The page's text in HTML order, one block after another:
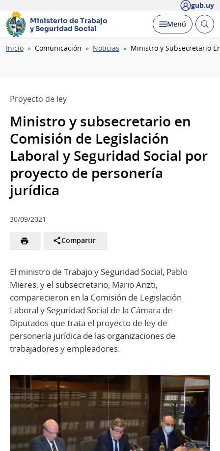
gub.uy
Ministerio de Trabajo
y Seguridad Social
Desplegar
Menú Abrir
Ruta
Inicio Comunicación Noticias Ministro y Subsecretario
Proyecto de ley
Ministro y subsecretario en
Comisión de Legislación
Laboral y Seguridad Social por
proyecto de personería
jurídica
30/09/2021
Compartir
El ministro de Trabajo y Seguridad Social, Pablo
Mieres, y el subsecretario, Mario Arizti,
comparecieron en la Comisión de Legislación
Laboral y Seguridad Social de la Cámara de
Diputados que trata el proyecto de ley de
personería jurídica de las organizaciones de
trabajadores y empleadores.